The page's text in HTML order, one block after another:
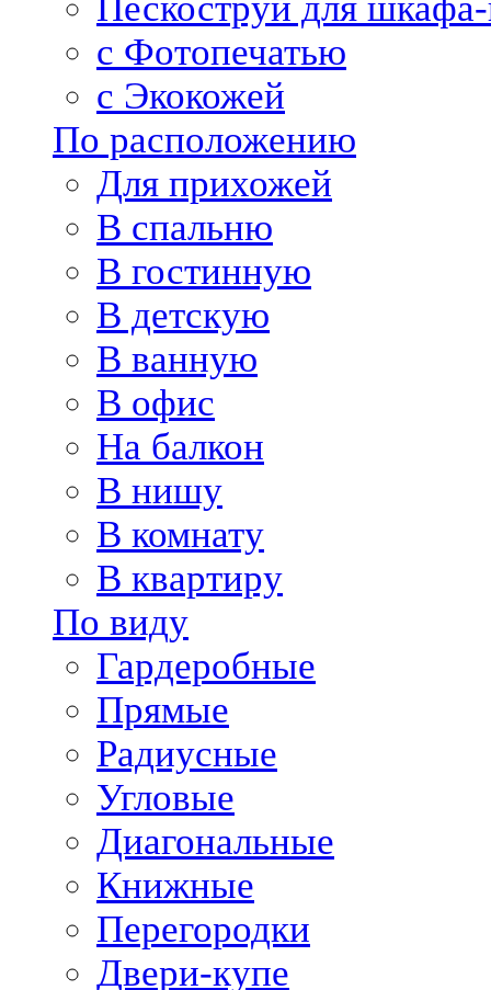
с Фотопечатью
с Экокожей
По расположению
Для прихожей
В спальню
В гостинную
В детскую
В ванную
В офис
На балкон
В нишу
В комнату
В квартиру
По виду
Гардеробные
Прямые
Радиусные
Угловые
Диагональные
Книжные
Перегородки
Двери-купе